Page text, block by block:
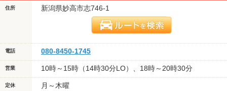
住所 新潟県妙高市志746-1
電話 080-8450-1745
営業 10時～15時（14時30分LO）、18時～20時30分
定休 月～木曜